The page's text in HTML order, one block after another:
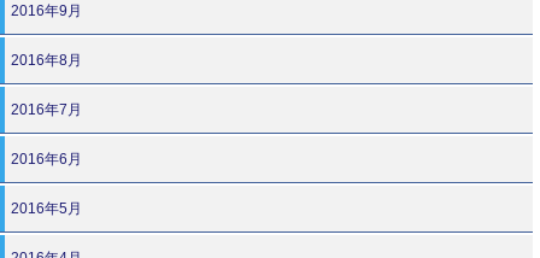
2016年9月
2016年8月
2016年7月
2016年6月
2016年5月